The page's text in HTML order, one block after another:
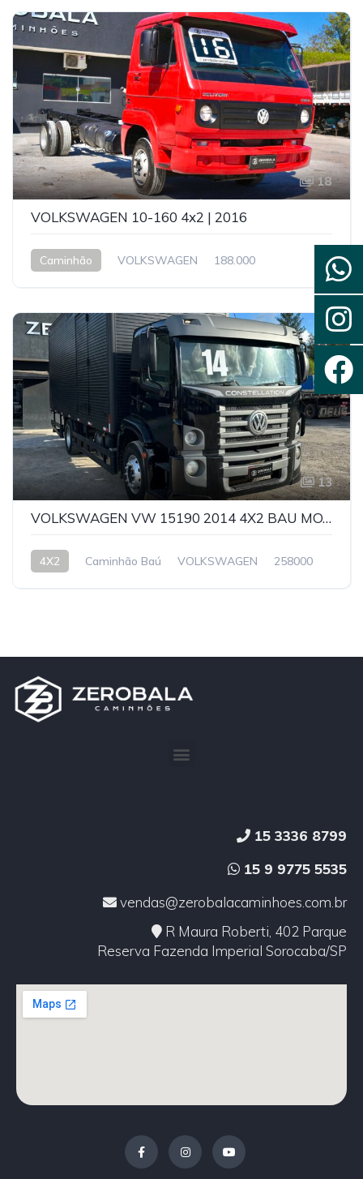
18
VOLKSWAGEN 10-160 4x2 | 2016
Caminhão VOLKSWAGEN 188.000
13
VOLKSWAGEN VW 15190 2014 4X2 BAU MOTOR NOVO
4X2 Caminhão Baú VOLKSWAGEN 258000
15 3336 8799
15 9 9775 5535
vendas@zerobalacaminhoes.com.br
R Maura Roberti, 402 Parque
Reserva Fazenda Imperial Sorocaba/SP